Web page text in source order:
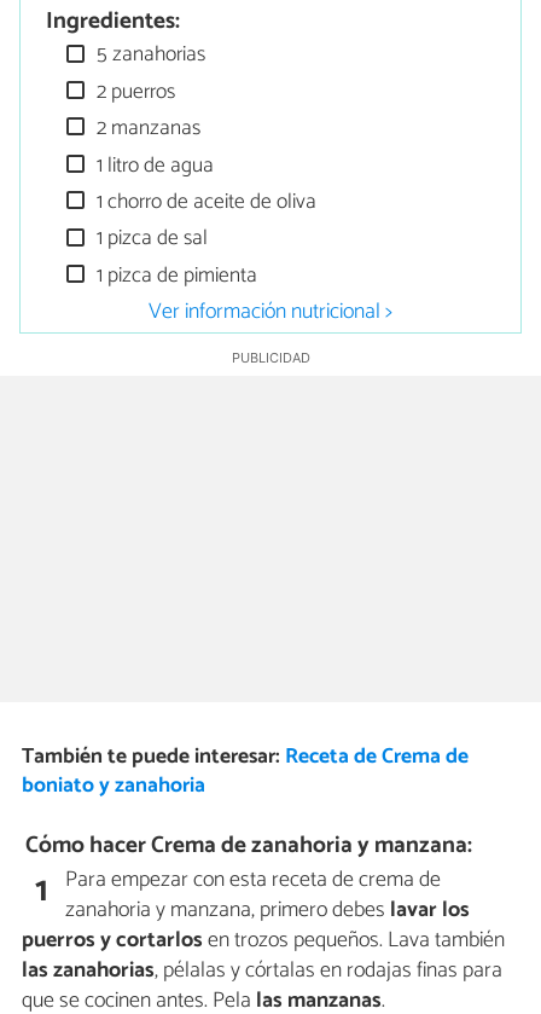
Ingredientes:
5 zanahorias
2 puerros
2 manzanas
1 litro de agua
1 chorro de aceite de oliva
1 pizca de sal
1 pizca de pimienta
Ver información nutricional >
También te puede interesar: Receta de Crema de
boniato y zanahoria
Cómo hacer Crema de zanahoria y manzana:
1 Para empezar con esta receta de crema de
zanahoria y manzana, primero debes lavar los
puerros y cortarlosen trozos pequeños. Lava también
las zanahorias, pélalas y córtalas en rodajas finas para
que se cocinen antes. Pela las manzanas.